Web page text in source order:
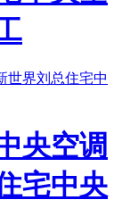
央空调
宅中央